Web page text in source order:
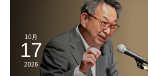
10月
17
2026